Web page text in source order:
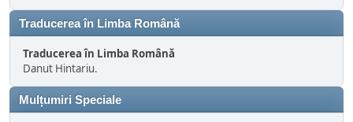
Traducerea în Limba Română
Traducerea în Limba Română
Danut Hintariu.
Mulțumiri Speciale